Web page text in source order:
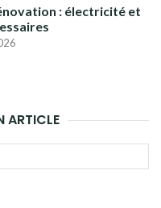
: électricité et
ARTICLE